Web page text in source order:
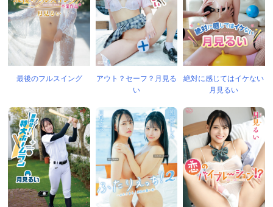
最後のフルスイング
アウト？セーフ？月見る
い
絶対に感じてはイケない
月見るい